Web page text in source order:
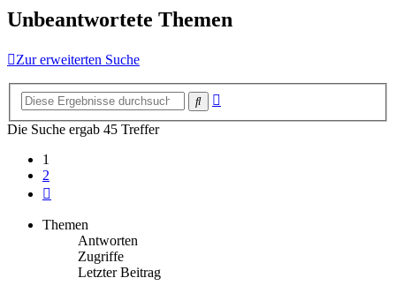
Unbeantwortete Themen
Zur erweiterten Suche
Suche
Die Suche ergab 45 Treffer
1
2
Themen
Antworten
Zugriffe
Letzter Beitrag